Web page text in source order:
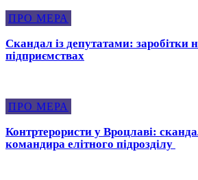
ПРО МЕРА
Скандал із депутатами: заробітки
підприємствах
ПРО МЕРА
Контртерористи у Вроцлаві:
командира елітного підрозділу